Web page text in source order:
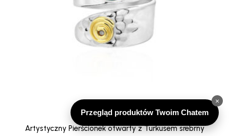
Artystyczny Pierścionek otwarty z Turkusem srebrny
×
Przegląd produktów Twoim Chatem